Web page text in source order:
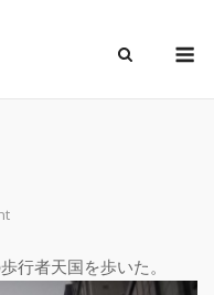
行者天国を歩いた。